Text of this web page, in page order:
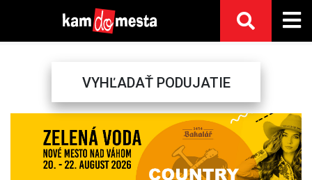
VYHĽADAŤ PODUJATIE